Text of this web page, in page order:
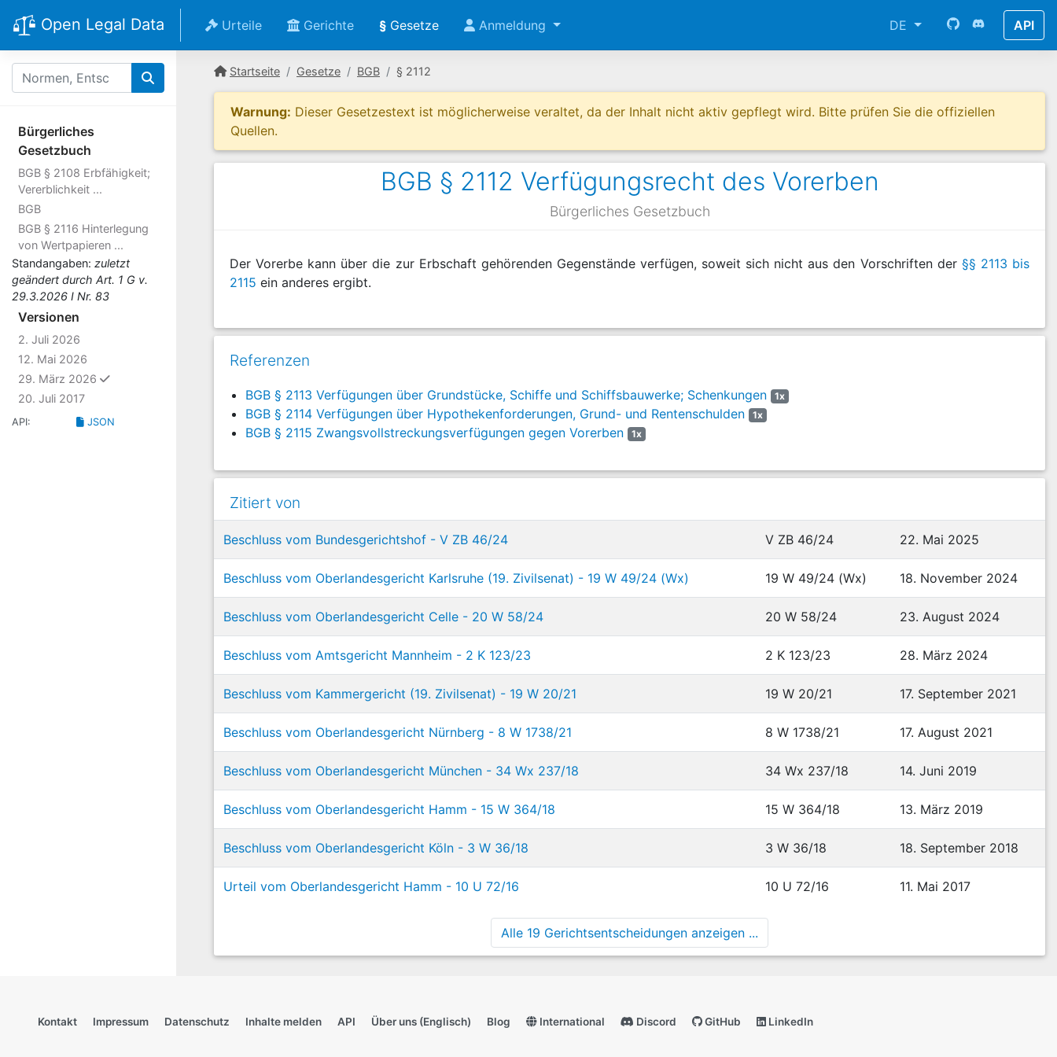
Open Legal Data Urteile Gerichte § Gesetze Anmeldung DE API
Bürgerliches
Gesetzbuch
BGB § 2108 Erbfähigkeit;
Vererblichkeit ...
BGB
BGB § 2116 Hinterlegung
von Wertpapieren ...
Standangaben: zuletzt
geändert durch Art. 1 G v.
29.3.2026 I Nr. 83
Versionen
2. Juli 2026
12. Mai 2026
29. März 2026
ausgewählt
20. Juli 2017
API: JSON
Startseite Gesetze BGB § 2112
Warnung: Dieser Gesetzestext ist möglicherweise veraltet, da der Inhalt nicht aktiv gepflegt wird. Bitte prüfen Sie die offiziellen
Quellen.
BGB § 2112 Verfügungsrecht des Vorerben
Bürgerliches Gesetzbuch
Der Vorerbe kann über die zur Erbschaft gehörenden Gegenstände verfügen, soweit sich nicht aus den Vorschriften der §§ 2113 bis
2115 ein anderes ergibt.
Referenzen
BGB § 2113 Verfügungen über Grundstücke, Schiffe und Schiffsbauwerke; Schenkungen 1x
BGB § 2114 Verfügungen über Hypothekenforderungen, Grund- und Rentenschulden 1x
BGB § 2115 Zwangsvollstreckungsverfügungen gegen Vorerben 1x
Zitiert von
Beschluss vom Bundesgerichtshof - V ZB 46/24 V ZB 46/24 22. Mai 2025
Beschluss vom Oberlandesgericht Karlsruhe (19. Zivilsenat) - 19 W 49/24 (Wx) 19 W 49/24 (Wx) 18. November 2024
Beschluss vom Oberlandesgericht Celle - 20 W 58/24 20 W 58/24 23. August 2024
Beschluss vom Amtsgericht Mannheim - 2 K 123/23 2 K 123/23 28. März 2024
Beschluss vom Kammergericht (19. Zivilsenat) - 19 W 20/21 19 W 20/21 17. September 2021
Beschluss vom Oberlandesgericht Nürnberg - 8 W 1738/21 8 W 1738/21 17. August 2021
Beschluss vom Oberlandesgericht München - 34 Wx 237/18 34 Wx 237/18 14. Juni 2019
Beschluss vom Oberlandesgericht Hamm - 15 W 364/18 15 W 364/18 13. März 2019
Beschluss vom Oberlandesgericht Köln - 3 W 36/18 3 W 36/18 18. September 2018
Urteil vom Oberlandesgericht Hamm - 10 U 72/16 10 U 72/16 11. Mai 2017
Alle 19 Gerichtsentscheidungen anzeigen ...
Kontakt Impressum Datenschutz Inhalte melden API Über uns (Englisch) Blog International Discord GitHub LinkedIn